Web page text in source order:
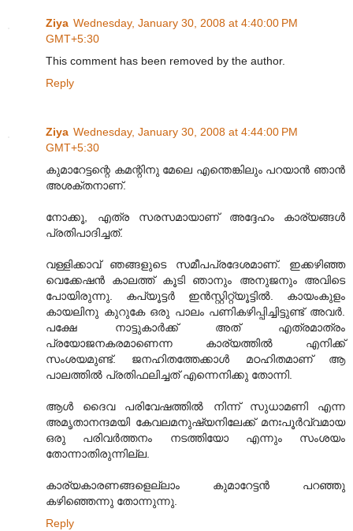
Ziya Wednesday, January 30, 2008 at 4:40:00 PM
GMT+5:30
This comment has been removed by the author.
Reply
Ziya Wednesday, January 30, 2008 at 4:44:00 PM
GMT+5:30
കുമാറേട്ടന്റെ കമന്റിനു മേലെ എന്തെങ്കിലും പറയാന്‍ ഞാന്‍
അശക്തനാണ്.
നോക്കൂ, എത്ര സരസമായാണ് അദ്ദേഹം കാര്യങ്ങള്‍
പ്രതിപാദിച്ചത്.
വള്ളിക്കാവ് ഞങ്ങളുടെ സമീപപ്രദേശമാണ്. ഇക്കഴിഞ്ഞ
വെക്കേഷന്‍ കാലത്ത് കൂടി ഞാനും അനുജനും അവിടെ
പോയിരുന്നു. കപ്യൂട്ടര്‍ ഇന്‍സ്റ്റിറ്റ്യൂട്ടില്‍. കായംകുളം
കായലിനു കുറുകേ ഒരു പാ‍ലം പണികഴിപ്പിച്ചിട്ടുണ്ട് അവര്‍.
പക്ഷേ നാട്ടുകാര്‍ക്ക് അത് എത്രമാത്രം
പ്രയോജനകരമാണെന്ന കാര്യത്തില്‍ എനിക്ക്
സംശയമുണ്ട്. ജനഹിതത്തേക്കാള്‍ മഠഹിതമാണ് ആ
പാലത്തില്‍ പ്രതിഫലിച്ചത് എന്നെനിക്കു തോന്നി.
ആള്‍ ദൈവ പരിവേഷത്തില്‍ നിന്ന് സുധാമണി എന്ന
അമൃതാനന്ദമയി കേവലമനുഷ്യനിലേക്ക് മനഃപൂര്‍വ്വമായ
ഒരു പരിവര്‍ത്തനം നടത്തിയോ എന്നും സംശയം
തോന്നാതിരുന്നില്ല.
കാര്യകാരണങ്ങളെല്ലാം കുമാറേട്ടന്‍ പറഞ്ഞു
കഴിഞ്ഞെന്നു തോന്നുന്നു.
Reply